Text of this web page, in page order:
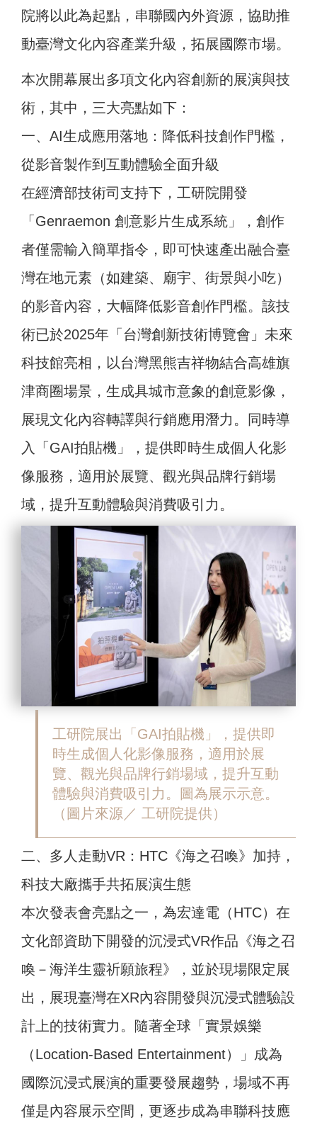
院將以此為起點，串聯國內外資源，協助推
動臺灣文化內容產業升級，拓展國際市場。
本次開幕展出多項文化內容創新的展演與技
術，其中，三大亮點如下：
一、AI生成應用落地：降低科技創作門檻，
從影音製作到互動體驗全面升級
在經濟部技術司支持下，工研院開發
「Genraemon 創意影片生成系統」，創作
者僅需輸入簡單指令，即可快速產出融合臺
灣在地元素（如建築、廟宇、街景與小吃）
的影音內容，大幅降低影音創作門檻。該技
術已於2025年「台灣創新技術博覽會」未來
科技館亮相，以台灣黑熊吉祥物結合高雄旗
津商圈場景，生成具城市意象的創意影像，
展現文化內容轉譯與行銷應用潛力。同時導
入「GAI拍貼機」，提供即時生成個人化影
像服務，適用於展覽、觀光與品牌行銷場
域，提升互動體驗與消費吸引力。
工研院展出「GAI拍貼機」，提供即
時生成個人化影像服務，適用於展
覽、觀光與品牌行銷場域，提升互動
體驗與消費吸引力。圖為展示示意。
（圖片來源／ 工研院提供）
二、多人走動VR：HTC《海之召喚》加持，
科技大廠攜手共拓展演生態
本次發表會亮點之一，為宏達電（HTC）在
文化部資助下開發的沉浸式VR作品《海之召
喚－海洋生靈祈願旅程》，並於現場限定展
出，展現臺灣在XR內容開發與沉浸式體驗設
計上的技術實力。隨著全球「實景娛樂
（Location-Based Entertainment）」成為
國際沉浸式展演的重要發展趨勢，場域不再
僅是內容展示空間，更逐步成為串聯科技應